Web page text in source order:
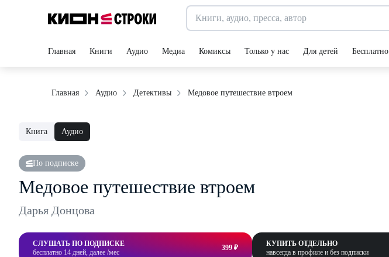
Главная Книги Аудио Медиа Комиксы Только у нас Для детей Бесплатно
Главная Аудио Детективы Медовое путешествие втроем
Книга Аудио
По подписке
Медовое путешествие втроем
Дарья Донцова
СЛУШАТЬ ПО ПОДПИСКЕ
бесплатно 14 дней, далее /мес
399 ₽
КУПИТЬ ОТДЕЛЬНО
навсегда в профиле и без подписки